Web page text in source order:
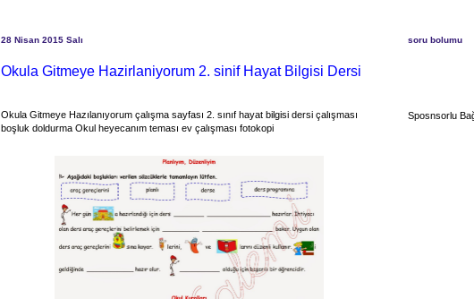
28 Nisan 2015 Salı
Okula Gitmeye Hazirlaniyorum 2. sinif Hayat Bilgisi Dersi
Okula Gitmeye Hazılanıyorum çalışma sayfası 2. sınıf hayat bilgisi dersi çalışması
boşluk doldurma Okul heyecanım teması ev çalışması fotokopi
soru bolumu
Sposnsorlu